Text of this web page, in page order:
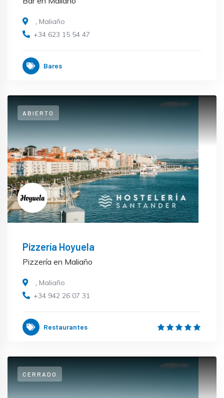
, Maliaño
+34 623 15 54 47
Bares
ABIERTO
Pizzería Hoyuela
Pizzería en Maliaño
Maliaño
+34 942 26 07 31
Restaurantes
CERRADO